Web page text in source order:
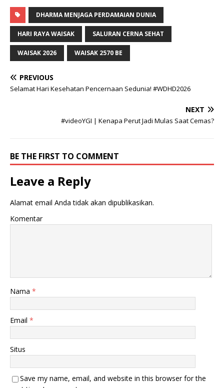
DHARMA MENJAGA PERDAMAIAN DUNIA
HARI RAYA WAISAK SALURAN CERNA SEHAT
WAISAK 2026 WAISAK 2570 BE
PREVIOUS
Selamat Hari Kesehatan Pencernaan Sedunia! #WDHD2026
NEXT
#videoYGI | Kenapa Perut Jadi Mulas Saat Cemas?
BE THE FIRST TO COMMENT
Leave a Reply
Alamat email Anda tidak akan dipublikasikan.
Komentar
Nama *
Email *
Situs
Save my name, email, and website in this browser for the